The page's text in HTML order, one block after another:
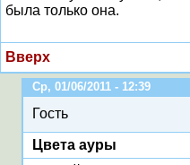
была только она.
Вверх
Ср, 01/06/2011 - 12:39
Гость
Цвета ауры